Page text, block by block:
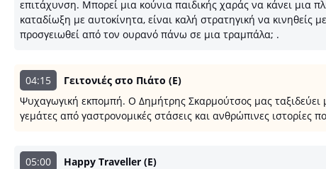
επιτάχυνση. Μπορεί μια κούνια παιδικής χαράς να κάνει μια
καταδίωξη με αυτοκίνητα, είναι καλή στρατηγική να κινηθείς
προσγειωθεί από τον ουρανό πάνω σε μια τραμπάλα; .
04:15
Γειτονιές στο Πιάτο (Ε)
Ψυχαγωγική εκπομπή. Ο Δημήτρης Σκαρμούτσος μας ταξιδεύει
γεμάτες από γαστρονομικές στάσεις και ανθρώπινες ιστορίες
05:00
Happy Traveller (Ε)